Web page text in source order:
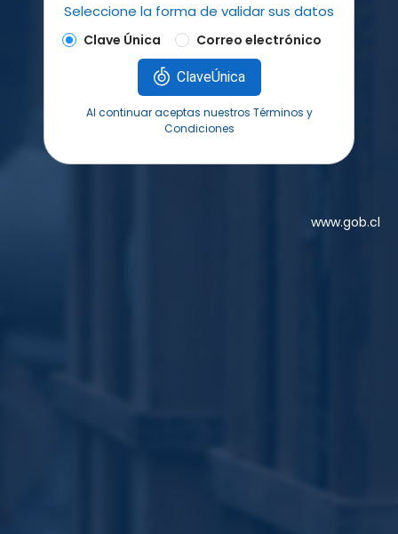
Seleccione la forma de validar sus datos
Clave Única Correo electrónico
ClaveÚnica
Al continuar aceptas nuestros Términos y
Condiciones
www.gob.cl